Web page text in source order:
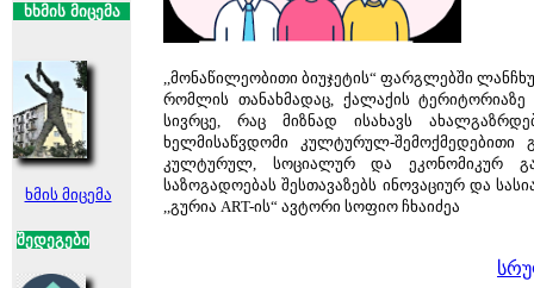
ხხმის მიცემა
ხმის მიცემა
შედეგები
,,მონაწილეობითი ბიუჯეტის“ ფარგლებში
რომლის თანახმადაც, ქალაქის ტერიტორიაზე
სივრცე, რაც მიზნად ისახავს
ხელმისაწვდომი კულტურულ-შემოქმედებითი
კულტურულ, სოციალურ და ეკონომიკურ
საზოგადოებას შესთავაზებს ინოვაციურ და
,,გურია ART-ის“ ავტორი სოფიო ჩხაიძეა